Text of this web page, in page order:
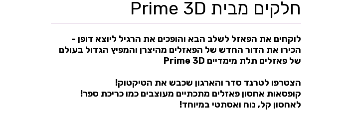
חלקים מבית Prime 3D
לוקחים את הפאזל לשלב הבא והופכים את הרגיל ליוצא דופן -
הכירו את הדור החדש של הפאזלים מהיצרן והמפיץ הגדול בעולם
של פאזלים תלת מימדיים Prime 3D
הצטרפו לטרנד סדר והארגון שכבש את הטיקטוק!
קופסאות אחסון פאזלים מתכתיים מעוצבים כמו כריכת ספר!
לאחסון קל, נוח ואסתטי במיוחד!